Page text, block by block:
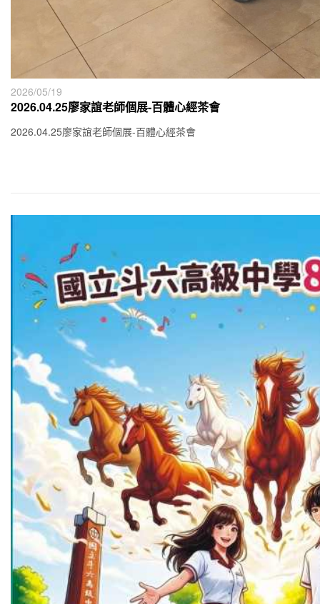
2026/05/19
2026.04.25廖家誼老師個展-百體心經茶會
2026.04.25廖家誼老師個展-百體心經茶會